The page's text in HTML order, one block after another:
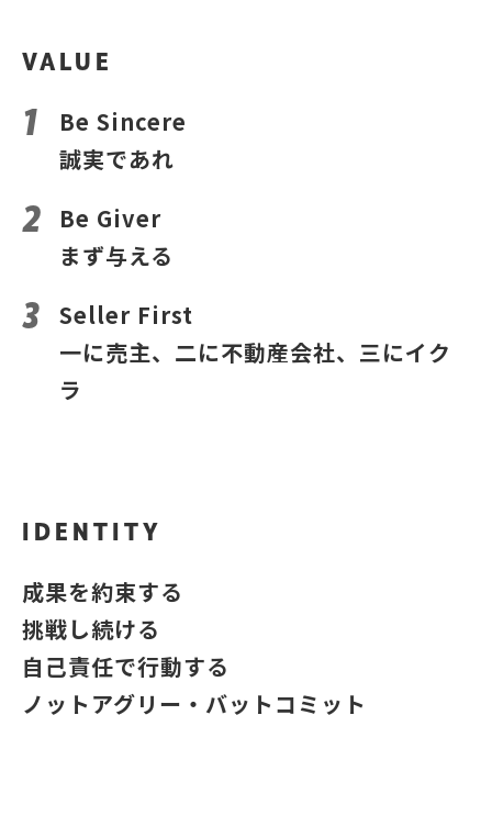
VALUE
Be Sincere
誠実であれ
Be Giver
まず与える
Seller First
一に売主、二に不動産会社、三にイク
ラ
IDENTITY
成果を約束する
挑戦し続ける
自己責任で行動する
ノットアグリー・バットコミット